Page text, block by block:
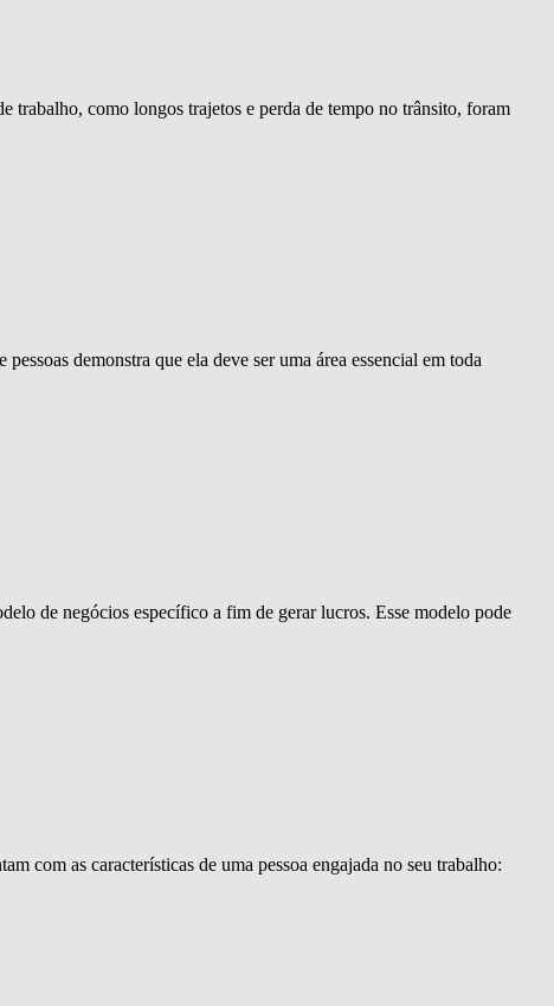
trabalho, como longos trajetos e perda de tempo no trânsito, foram
demonstra que ela deve ser uma área essencial em toda
de negócios específico a fim de gerar lucros. Esse modelo pode
com as características de uma pessoa engajada no seu trabalho: